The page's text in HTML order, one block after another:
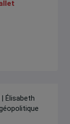
| Élisabeth